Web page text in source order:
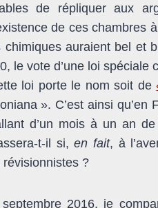
de répliquer aux
de ces chambres
auraient bel et
le vote d’une loi spéciale
loi porte le nom soit de
». C’est ainsi qu’en
d’un mois à un an
t-il si,en fait, à
?
2016, je